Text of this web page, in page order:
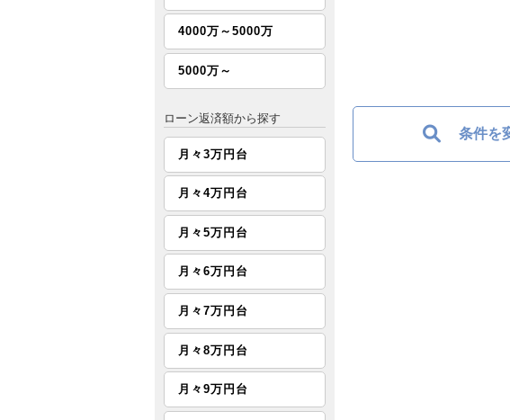
条件を
4000万～5000万
5000万～
ローン返済額から探す
月々3万円台
月々4万円台
月々5万円台
月々6万円台
月々7万円台
月々8万円台
月々9万円台